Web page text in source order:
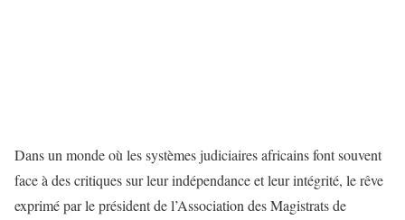
Dans un monde où les systèmes judiciaires africains font souvent
face à des critiques sur leur indépendance et leur intégrité, le rêve
exprimé par le président de l’Association des Magistrats de